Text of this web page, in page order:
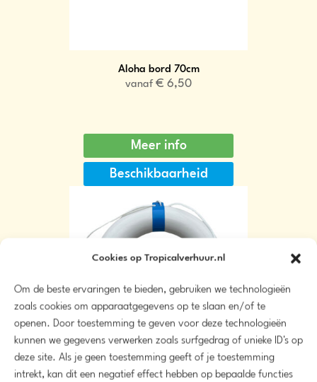
Cookies op Tropicalverhuur.nl
Om de beste ervaringen te bieden, gebruiken we technologieën
zoals cookies om apparaatgegevens op te slaan en/of te
openen. Door toestemming te geven voor deze technologieën
kunnen we gegevens verwerken zoals surfgedrag of unieke ID's op
deze site. Als je geen toestemming geeft of je toestemming
intrekt, kan dit een negatief effect hebben op bepaalde functies
Aloha bord 70cm
vanaf € 6,50
Meer info
Beschikbaarheid